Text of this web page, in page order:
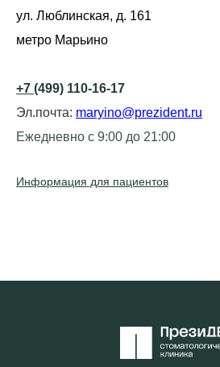
ул. Люблинская, д. 161
метро Марьино
+7 (499) 110-16-17
Эл.почта: maryino@prezident.ru
Ежедневно с 9:00 до 21:00
Информация для пациентов